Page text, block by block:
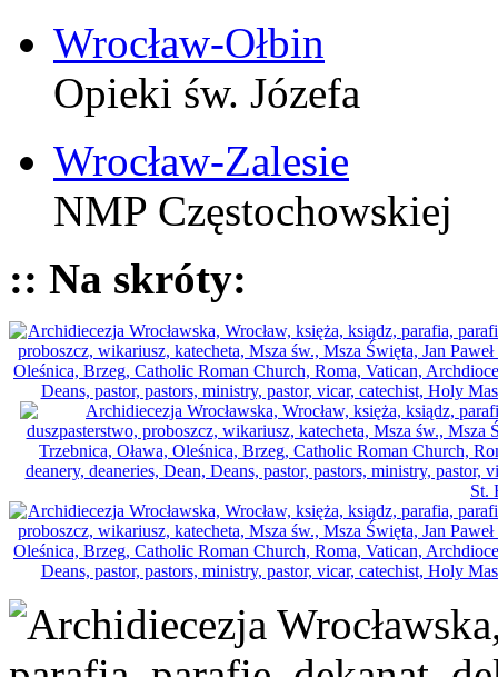
Wrocław-Ołbin
Opieki św. Józefa
Wrocław-Zalesie
NMP Częstochowskiej
:: Na skróty: